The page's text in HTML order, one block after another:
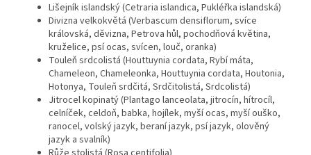
Lišejník islandský (Cetraria islandica, Pukléřka islandská)
Divizna velkokvětá (Verbascum densiflorum, svíce
královská, děvizna, Petrova hůl, pochodňová květina,
kruželice, psí ocas, svícen, louč, oranka)
Touleň srdcolistá (Houttuynia cordata, Rybí máta,
Chameleon, Chameleonka, Houttuynia cordata, Houtonia,
Hotonya, Touleň srdčitá, Srdčitolistá, Srdcolistá)
Jitrocel kopinatý (Plantago lanceolata, jitrocín, hítrocíl,
celníček, celdoň, babka, hojílek, myší ocas, myší ouško,
ranocel, volský jazyk, beraní jazyk, psí jazyk, olověný
jazyk a svalník)